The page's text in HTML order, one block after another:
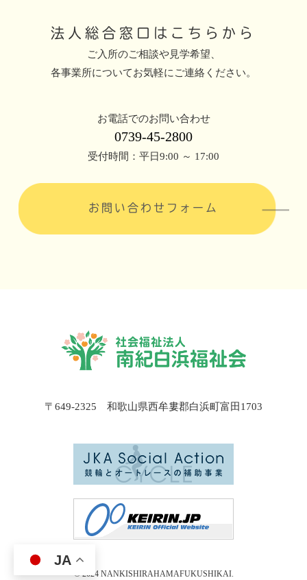
法人総合窓口はこちらから
ご入所のご相談や見学希望、
各事業所についてお気軽にご連絡ください。
お電話でのお問い合わせ
0739-45-2800
受付時間：平日9:00 ～ 17:00
お問い合わせフォーム
〒649-2325 和歌山県西牟婁郡白浜町富田1703
© 2024 NANKISHIRAHAMAFUKUSHIKAI.
JA